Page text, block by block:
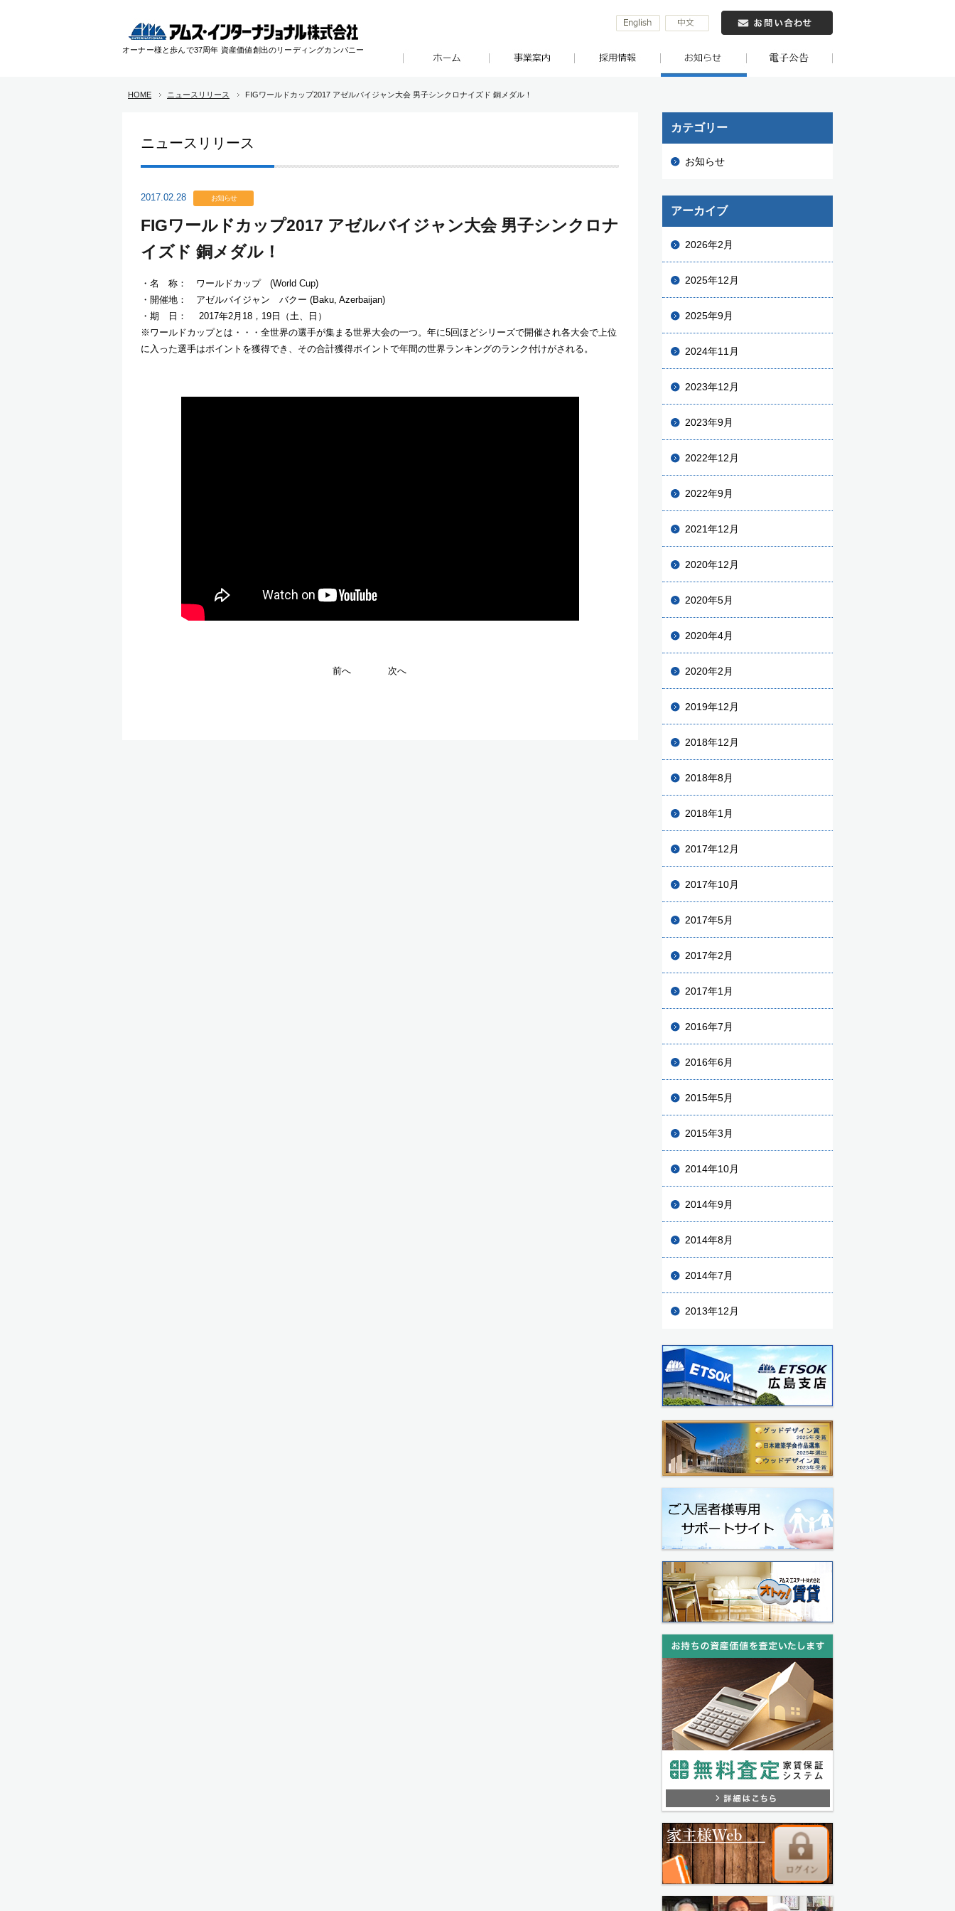
オーナー様と歩んで37周年 資産価値創出のリーディングカンパニー
HOME ニュースリリース FIGワールドカップ2017 アゼルバイジャン大会 男子シンクロナイズド 銅メダル！
ニュースリリース
2017.02.28 お知らせ
FIGワールドカップ2017 アゼルバイジャン大会 男子シンクロナ
イズド 銅メダル！
・名 称： ワールドカップ (World Cup)
・開催地： アゼルバイジャン バクー (Baku, Azerbaijan)
・期 日： 2017年2月18，19日（土、日）
※ワールドカップとは・・・全世界の選手が集まる世界大会の一つ。年に5回ほどシリーズで開催され各大会で上位
に入った選手はポイントを獲得でき、その合計獲得ポイントで年間の世界ランキングのランク付けがされる。
前へ 次へ
カテゴリー
お知らせ
アーカイブ
2026年2月
2025年12月
2025年9月
2024年11月
2023年12月
2023年9月
2022年12月
2022年9月
2021年12月
2020年12月
2020年5月
2020年4月
2020年2月
2019年12月
2018年12月
2018年8月
2018年1月
2017年12月
2017年10月
2017年5月
2017年2月
2017年1月
2016年7月
2016年6月
2015年5月
2015年3月
2014年10月
2014年9月
2014年8月
2014年7月
2013年12月